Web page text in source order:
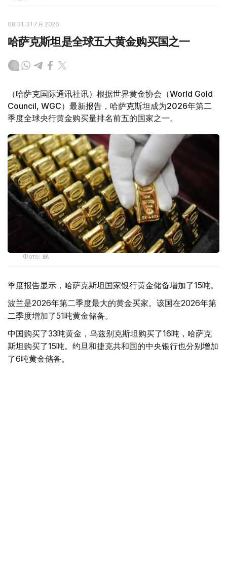
08:31, 31 7月 2026
哈萨克斯坦是全球五大黄金购买国之一
（哈萨克国际通讯社讯）根据世界黄金协会（World Gold
Council, WGC）最新报告，哈萨克斯坦成为2026年第二
季度全球央行黄金购买量排名前五的国家之一。
Фото: ӨзА
季度报告显示，哈萨克斯坦国家银行黄金储备增加了15吨。
波兰是2026年第二季度最大的黄金买家。该国在2026年第
二季度增加了51吨黄金储备。
中国购买了33吨黄金，乌兹别克斯坦购买了16吨，哈萨克
斯坦购买了15吨。约旦和捷克共和国的中央银行也分别增加
了6吨黄金储备。